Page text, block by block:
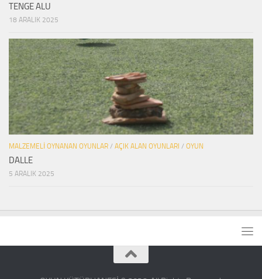
TENGE ALU
18 ARALIK 2025
MALZEMELI OYNANAN OYUNLAR / AÇIK ALAN OYUNLARI / OYUN
DALLE
5 ARALIK 2025